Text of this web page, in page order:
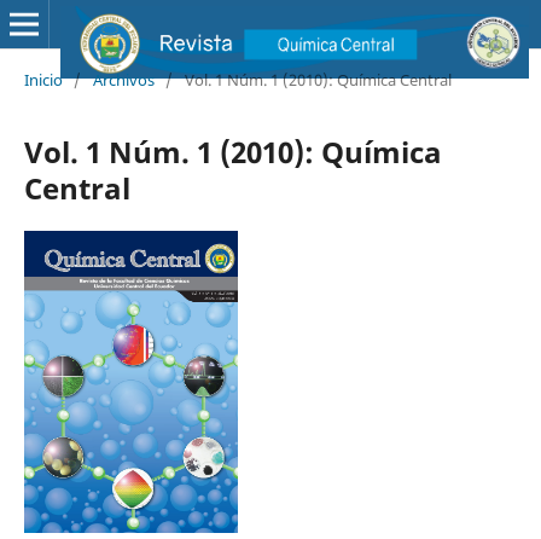
Inicio / Archivos / Vol. 1 Núm. 1 (2010): Química Central
Vol. 1 Núm. 1 (2010): Química
Central